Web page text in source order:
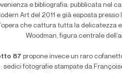
e bibliografia: pubblicata nel
Art del 2011 e già esposta
che cattura tutta la delicatezza
Woodman, figura centrale
87 propone invece un raro
sedici fotografie stampate da